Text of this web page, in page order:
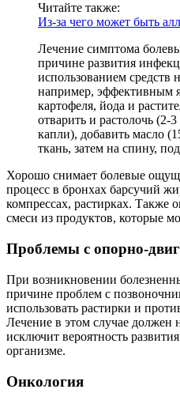
Читайте также:
Из-за чего может быть
Лечение симптома
причине развития
использованием
например, эффективным
картофеля, йода и
отварить и растолочь (2-
капли), добавить масло
ткань, затем на спину,
Хорошо снимает болевые
процесс в бронхах барсучий
компрессах, растирках. Также
смеси из продуктов, которые
Проблемы с опорно-
При возникновении
причине проблем с
использовать растирки и
Лечение в этом случае должен
исключит вероятность
организме.
Онкология